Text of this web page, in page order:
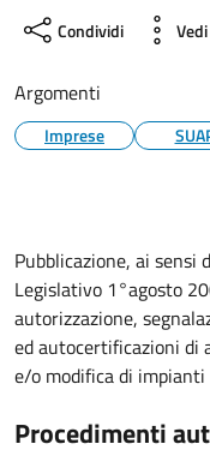
Condividi
Argomenti
Imprese
Pubblicazione, ai sensi
Legislativo 1°agosto
autorizzazione,
ed autocertificazioni di
e/o modifica di
Procedimenti